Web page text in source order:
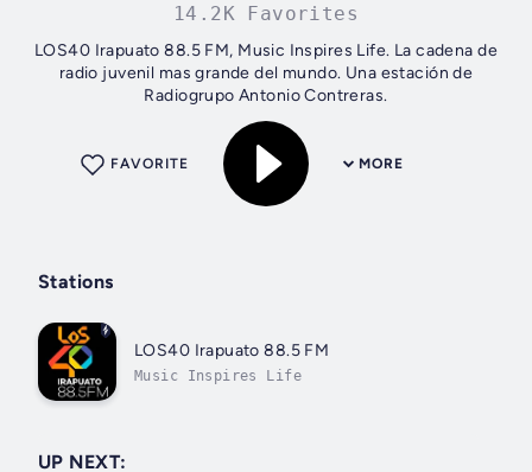
14.2K Favorites
LOS40 Irapuato 88.5 FM, Music Inspires Life. La cadena de
radio juvenil mas grande del mundo. Una estación de
Radiogrupo Antonio Contreras.
MORE
FAVORITE
Stations
LOS40 Irapuato 88.5 FM
Music Inspires Life
UP NEXT: